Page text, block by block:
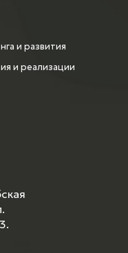
и развития
и реализации